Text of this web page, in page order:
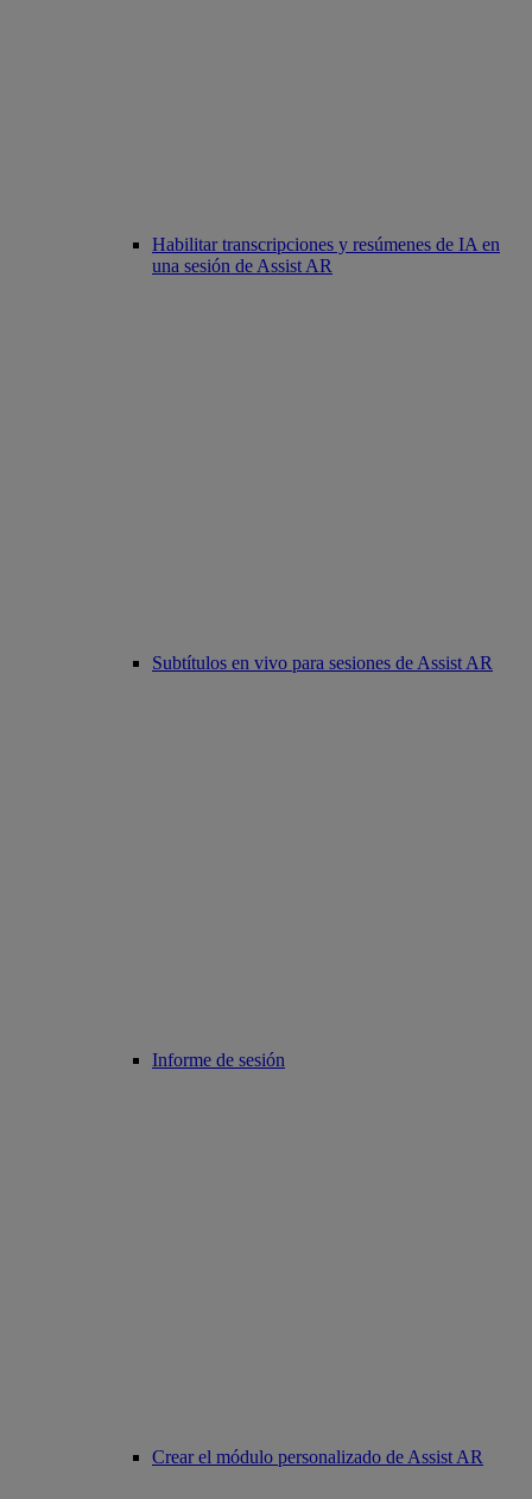
Habilitar transcripciones y resúmenes de IA en
una sesión de Assist AR
Subtítulos en vivo para sesiones de Assist AR
Informe de sesión
Crear el módulo personalizado de Assist AR